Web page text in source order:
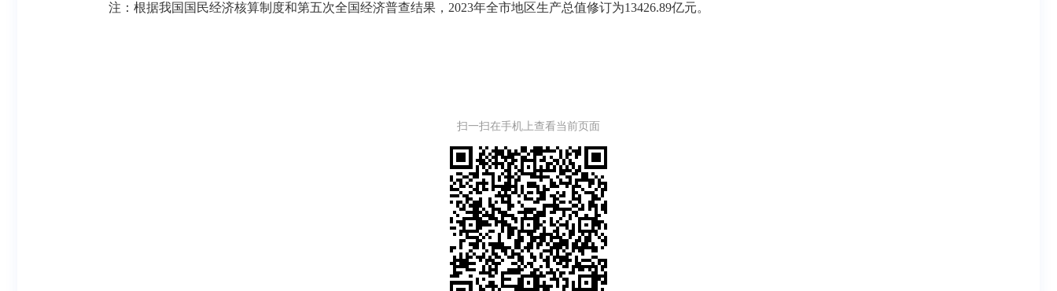
注：根据我国国民经济核算制度和第五次全国经济普查结果，2023年全市地区生产总值修订为13426.89亿元。
扫一扫在手机上查看当前页面